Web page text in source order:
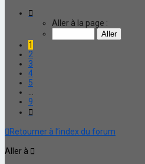
9
Aller à la page :
1
2
3
4
5
9
Retourner à l’index du forum
Aller à